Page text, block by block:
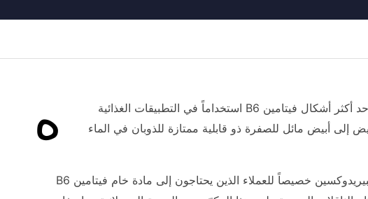
ه
يدروكلوريد البيريدوكسين هو ملح الهيدروكلوريد للبيريدوكسين (فيتامين B6)، وهو أحد أكثر أشكال فيتامين B6 استخداماً في التطبيقات الغذائية
إلى أبيض مائل للصفرة ذو قابلية ممتازة للذوبان في الماء
كمكوّن مستقل يختلف عن عائلة منتجات فيتامين B6 الأوسع، يُقدَّم هيدروكلوريد البيريدوكسين خصيصاً للعملاء الذين يحتاجون إلى مادة خام فيتامين B6